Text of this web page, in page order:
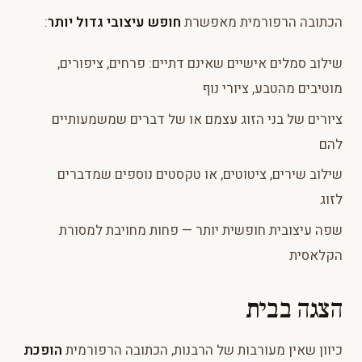
הכתובה הרפורמית מאפשרת חופש עיצובי גדול יותר:
שילוב סמלים אישיים שאינם דתיים: פרחים, ציפורים,
מוטיבים מהטבע, ציורי נוף
ציורים של בני הזוג עצמם או של דברים שמשמעותיים
להם
שילוב שירים, ציטוטים, או טקסטים נוספים שמדברים
לזוג
שפה עיצובית חופשית יותר — פחות מחויבת למסורת
הקלאסית
הצגה בבית
כיוון שאין מעורבות של הרבנות, הכתובה הרפורמית הופכת